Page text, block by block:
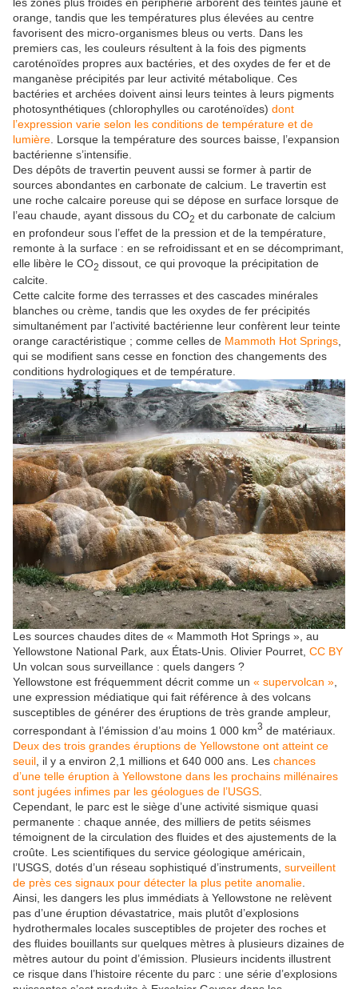
orange, tandis que les températures plus élevées au centre
favorisent des micro-organismes bleus ou verts. Dans les
premiers cas, les couleurs résultent à la fois des pigments
caroténoïdes propres aux bactéries, et des oxydes de fer et de
manganèse précipités par leur activité métabolique. Ces
bactéries et archées doivent ainsi leurs teintes à leurs pigments
photosynthétiques (chlorophylles ou caroténoïdes) dont
l’expression varie selon les conditions de température et de
lumière . Lorsque la température des sources baisse, l’expansion
bactérienne s’intensifie.
Des dépôts de travertin peuvent aussi se former à partir de
sources abondantes en carbonate de calcium. Le travertin est
une roche calcaire poreuse qui se dépose en surface lorsque de
l’eau chaude, ayant dissous du CO2 et du carbonate de calcium
en profondeur sous l’effet de la pression et de la température,
remonte à la surface : en se refroidissant et en se décomprimant,
elle libère le CO2 dissout, ce qui provoque la précipitation de
calcite.
Cette calcite forme des terrasses et des cascades minérales
blanches ou crème, tandis que les oxydes de fer précipités
simultanément par l’activité bactérienne leur confèrent leur teinte
orange caractéristique ; comme celles de Mammoth Hot Springs,
qui se modifient sans cesse en fonction des changements des
conditions hydrologiques et de température.
Les sources chaudes dites de « Mammoth Hot Springs », au
Yellowstone National Park, aux États-Unis. Olivier Pourret, CC BY
Un volcan sous surveillance : quels dangers ?
Yellowstone est fréquemment décrit comme un « supervolcan »,
une expression médiatique qui fait référence à des volcans
susceptibles de générer des éruptions de très grande ampleur,
correspondant à l’émission d’au moins 1 000 km3 de matériaux.
Deux des trois grandes éruptions de Yellowstone ont atteint ce
seuil , il y a environ 2,1 millions et 640 000 ans. Les chances
d’une telle éruption à Yellowstone dans les prochains millénaires
sont jugées infimes par les géologues de l’USGS
Cependant, le parc est le siège d’une activité sismique quasi
permanente : chaque année, des milliers de petits séismes
témoignent de la circulation des fluides et des ajustements de la
croûte. Les scientifiques du service géologique américain,
l’USGS, dotés d’un réseau sophistiqué d’instruments, surveillent
de près ces signaux pour détecter la plus petite anomalie
Ainsi, les dangers les plus immédiats à Yellowstone ne relèvent
pas d’une éruption dévastatrice, mais plutôt d’explosions
hydrothermales locales susceptibles de projeter des roches et
des fluides bouillants sur quelques mètres à plusieurs dizaines de
mètres autour du point d’émission. Plusieurs incidents illustrent
ce risque dans l’histoire récente du parc : une série d’explosions